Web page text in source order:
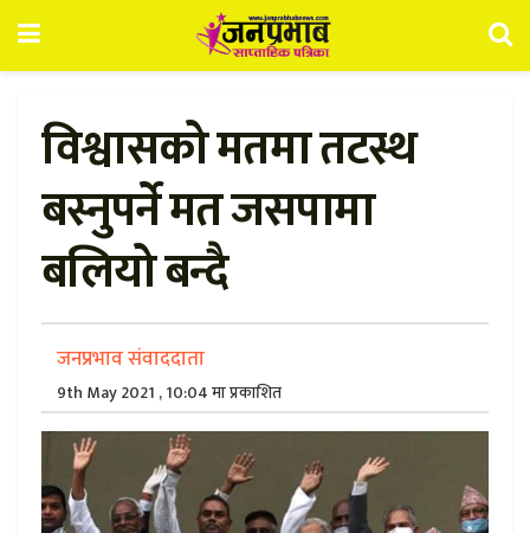
विश्वासको मतमा तटस्थ
बस्नुपर्ने मत जसपामा
बलियो बन्दै
जनप्रभाव संवाददाता
9th May 2021 , 10:04 मा प्रकाशित